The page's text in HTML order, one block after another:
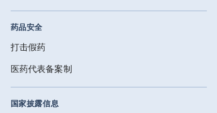
药品安全
打击假药
医药代表备案制
国家披露信息